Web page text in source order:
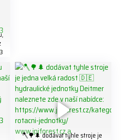
🪓🌳🌲 dodávat tyhle stroje je